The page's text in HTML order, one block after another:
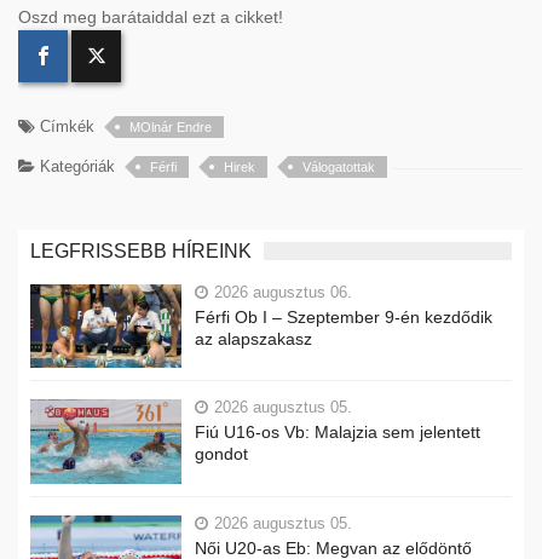
Oszd meg barátaiddal ezt a cikket!
Címkék MOlnár Endre
Kategóriák Férfi Hirek Válogatottak
LEGFRISSEBB HÍREINK
2026 augusztus 06.
Férfi Ob I – Szeptember 9-én kezdődik
az alapszakasz
2026 augusztus 05.
Fiú U16-os Vb: Malajzia sem jelentett
gondot
2026 augusztus 05.
Női U20-as Eb: Megvan az elődöntő